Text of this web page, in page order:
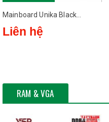
Mainboard Unika Black...
Liên hệ
RAM & VGA